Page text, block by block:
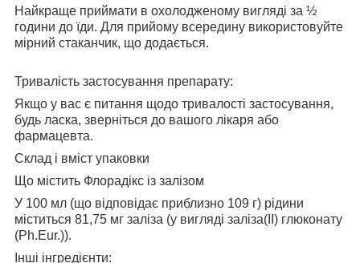
Найкраще приймати в охолодженому вигляді за ½
години до їди. Для прийому всередину використовуйте
мірний стаканчик, що додається.
Тривалість застосування препарату:
Якщо у вас є питання щодо тривалості застосування,
будь ласка, зверніться до вашого лікаря або
фармацевта.
Склад і вміст упаковки
Що містить Флорадікс із залізом
У 100 мл (що відповідає приблизно 109 г) рідини
міститься 81,75 мг заліза (у вигляді заліза(II) глюконату
(Ph.Eur.)).
Інші інгредієнти: